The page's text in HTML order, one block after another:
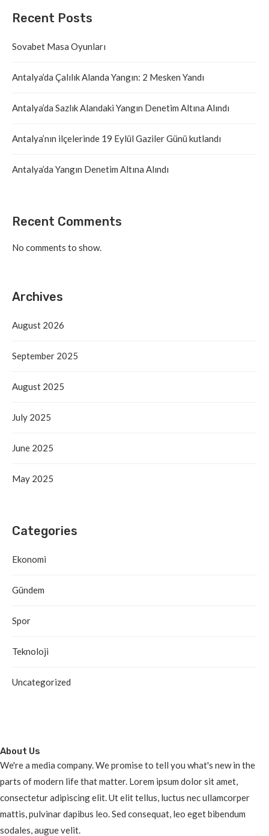
Recent Posts
Sovabet Masa Oyunları
Antalya’da Çalılık Alanda Yangın: 2 Mesken Yandı
Antalya’da Sazlık Alandaki Yangın Denetim Altına Alındı
Antalya’nın ilçelerinde 19 Eylül Gaziler Günü kutlandı
Antalya’da Yangın Denetim Altına Alındı
Recent Comments
No comments to show.
Archives
August 2026
September 2025
August 2025
July 2025
June 2025
May 2025
Categories
Ekonomi
Gündem
Spor
Teknoloji
Uncategorized
About Us
We're a media company. We promise to tell you what's new in the
parts of modern life that matter. Lorem ipsum dolor sit amet,
consectetur adipiscing elit. Ut elit tellus, luctus nec ullamcorper
mattis, pulvinar dapibus leo. Sed consequat, leo eget bibendum
sodales, augue velit.